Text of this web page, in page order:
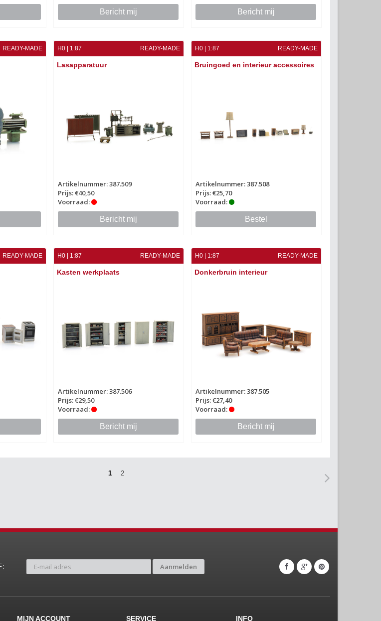
Bericht mij Bericht mij
READY-MADE H0 | 1:87 READY-MADE
Lasapparatuur
Artikelnummer: 387.509
Prijs: €40,50
Voorraad:
Bericht mij
H0 | 1:87 READY-MADE
Bruingoed en interieur accessoires
Artikelnummer: 387.508
Prijs: €25,70
Voorraad:
Bestel
READY-MADE H0 | 1:87 READY-MADE
Kasten werkplaats
Artikelnummer: 387.506
Prijs: €29,50
Voorraad:
Bericht mij
H0 | 1:87 READY-MADE
Donkerbruin interieur
Artikelnummer: 387.505
Prijs: €27,40
Voorraad:
Bericht mij
1 2
Aanmelden
MIJN ACCOUNT SERVICE INFO